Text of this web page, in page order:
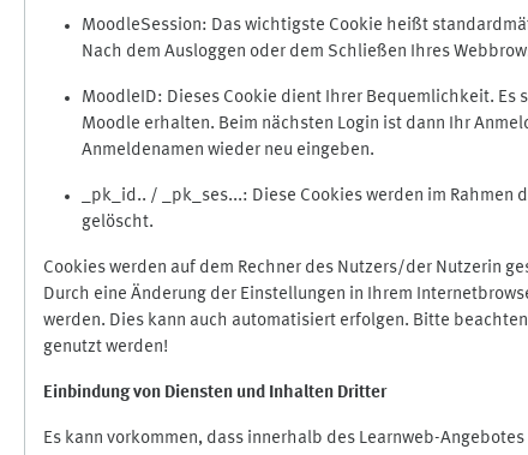
MoodleSession: Das wichtigste Cookie heißt
Nach dem Ausloggen oder dem Schließen Ihres
MoodleID: Dieses Cookie dient Ihrer Bequemlichkeit.
Moodle erhalten. Beim nächsten Login ist dann Ihr
Anmeldenamen wieder neu eingeben.
_pk_id.. / _pk_ses...: Diese Cookies werden im
gelöscht.
Cookies werden auf dem Rechner des Nutzers/der Nutzerin
Durch eine Änderung der Einstellungen in Ihrem
werden. Dies kann auch automatisiert erfolgen. Bitte
genutzt werden!
Einbindung von Diensten und Inhalten Dritter
Es kann vorkommen, dass innerhalb des Learnweb-